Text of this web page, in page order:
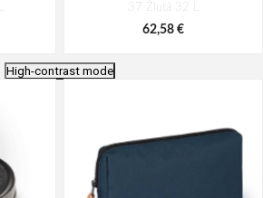
37 Žlutá 32 L
62,58 €
High-contrast mode